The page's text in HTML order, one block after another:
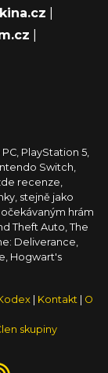
PlayStation 5,
Switch,
recenze,
stejně jako
hrám
Theft Auto, The
Deliverance,
Hogwart's
Kontakt
O
skupiny